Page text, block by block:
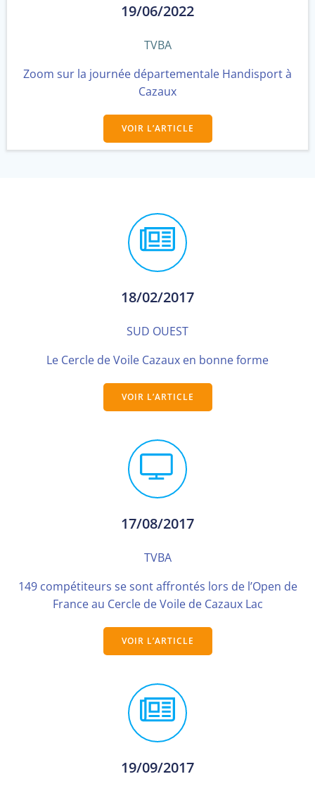
19/06/2022
TVBA
Zoom sur la journée départementale Handisport à
Cazaux
VOIR L’ARTICLE
18/02/2017
SUD OUEST
Le Cercle de Voile Cazaux en bonne forme
VOIR L’ARTICLE
17/08/2017
TVBA
149 compétiteurs se sont affrontés lors de l’Open de
France au Cercle de Voile de Cazaux Lac
VOIR L’ARTICLE
19/09/2017